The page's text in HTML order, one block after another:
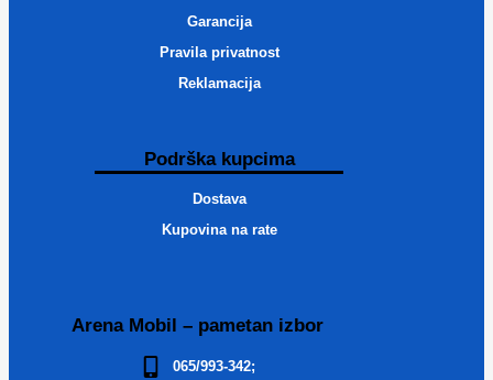
Garancija
Pravila privatnost
Reklamacija
Podrška kupcima
Dostava
Kupovina na rate
Arena Mobil – pametan izbor
065/993-342;